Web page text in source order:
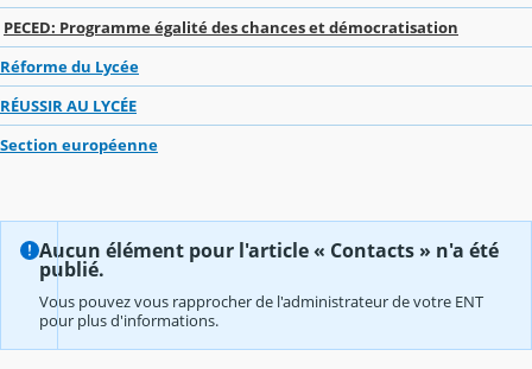
PECED: Programme égalité des chances et démocratisation
Réforme du Lycée
RÉUSSIR AU LYCÉE
Section européenne
Aucun élément pour l'article « Contacts » n'a été
publié.
Vous pouvez vous rapprocher de l'administrateur de votre ENT
pour plus d'informations.